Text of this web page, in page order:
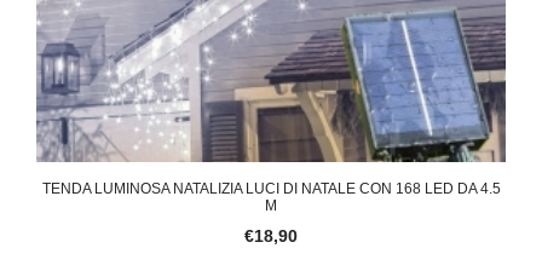
TENDA LUMINOSA NATALIZIA LUCI DI NATALE CON 168 LED DA 4.5
M
€18,90